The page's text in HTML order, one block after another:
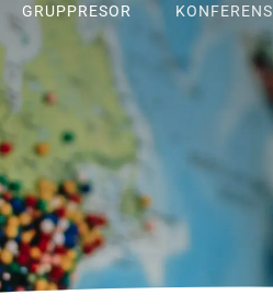
GRUPPRESOR KONFERENS